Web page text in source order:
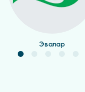
Эвалар